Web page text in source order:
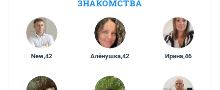
ЗНАКОМСТВА
New,42 Алёнушка,42 Ирина,46